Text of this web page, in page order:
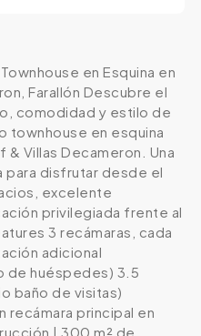
en Esquina en
Farallón Descubre el
comodidad y estilo de
townhouse en esquina
Villas Decameron. Una
para disfrutar desde el
excelente
privilegiada frente al
3 recámaras, cada
adicional
de huéspedes) 3.5
baño de visitas)
recámara principal en
| 300 m² de